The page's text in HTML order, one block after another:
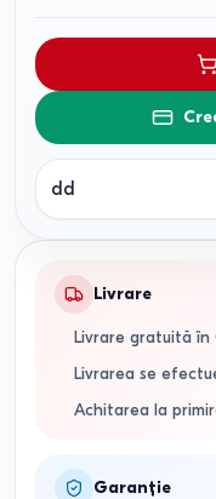
dd
Livrare
Livrare gratuită în
Livrarea se
Achitarea la
Garanție